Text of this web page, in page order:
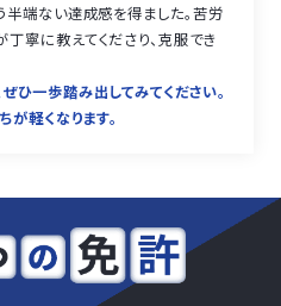
半端ない達成感を得ました。苦労
丁寧に教えてくださり、克服でき
ひ一歩踏み出してみてください。
が軽くなります。